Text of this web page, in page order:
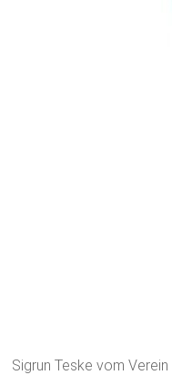
Sigrun Teske vom